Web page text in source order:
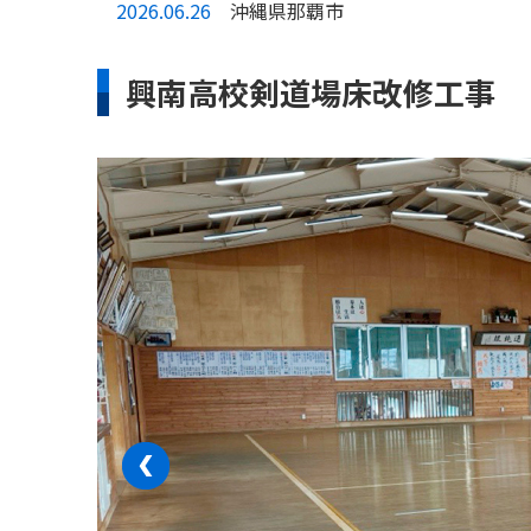
2026.06.26 沖縄県那覇市
興南高校剣道場床改修工事
‹